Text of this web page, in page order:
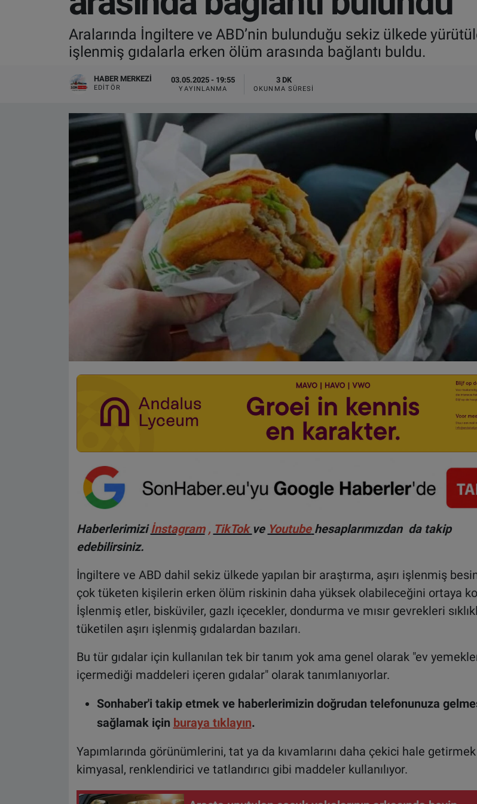
Aralarında İngiltere ve ABD’nin bulunduğu sekiz ülkede
işlenmiş gıdalarla erken ölüm arasında bağlantı buldu.
HABER MERKEZI
EDITÖR
03.05.2025 - 19:55
YAYINLANMA
3 DK
OKUNMA SÜRESI
Haberlerimizi İnstagram , TikTok ve Youtube hesaplarımızdan da takip
edebilirsiniz.
İngiltere ve ABD dahil sekiz ülkede yapılan bir araştırma, aşırı işlenmiş
çok tüketen kişilerin erken ölüm riskinin daha yüksek olabileceğini ortaya
İşlenmiş etler, bisküviler, gazlı içecekler, dondurma ve mısır gevrekleri
tüketilen aşırı işlenmiş gıdalardan bazıları.
Bu tür gıdalar için kullanılan tek bir tanım yok ama genel olarak "ev
içermediği maddeleri içeren gıdalar" olarak tanımlanıyorlar.
Sonhaber'i takip etmek ve haberlerimizin doğrudan telefonunuza
sağlamak için buraya tıklayın.
Yapımlarında görünümlerini, tat ya da kıvamlarını daha çekici hale
kimyasal, renklendirici ve tatlandırıcı gibi maddeler kullanılıyor.
ALGEMENE VOORWAARDEN
CONTACT
Çerez Politikası